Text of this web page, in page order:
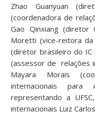
Zhao Guanyuan
(coordenadora de
Gao Qinxiang (diretor
Moretti (vice-reitora da
(diretor brasileiro do IC
(assessor de relações
Mayara Morais
internacionais
representando a
internacionais Luiz